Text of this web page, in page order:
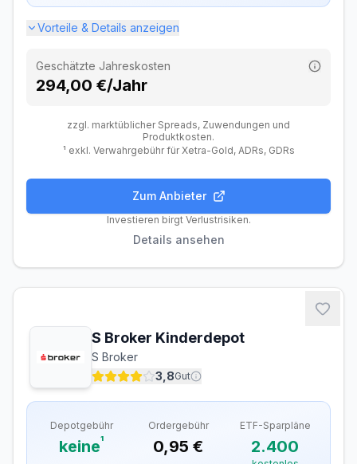
Vorteile & Details anzeigen
Geschätzte Jahreskosten
294,00 €/Jahr
zzgl. marktüblicher Spreads, Zuwendungen und
Produktkosten.
¹ exkl. Verwahrgebühr für Xetra-Gold, ADRs, GDRs
Handel Features
Depotführung Kostenlos
Inland (Xetra, gettex)
Sparplan-Gebühren
ETF-Sparplan
Kostenlos
Verfügbare ETF-Sparpläne
Zum Anbieter
Investieren birgt Verlustrisiken.
Details ansehen
S Broker Kinderdepot
S Broker
3,8Gut
Depotgebühr
keine¹
Ordergebühr
0,95 €
ETF-Sparpläne
2.400